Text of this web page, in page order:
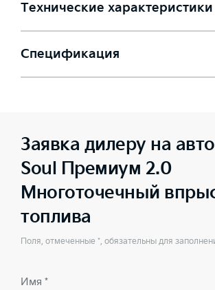
Технические характеристики
Спецификация
Заявка дилеру на
Soul Премиум 2.0
Многоточечный
топлива
Поля, отмеченные *, обязательны для
Имя *